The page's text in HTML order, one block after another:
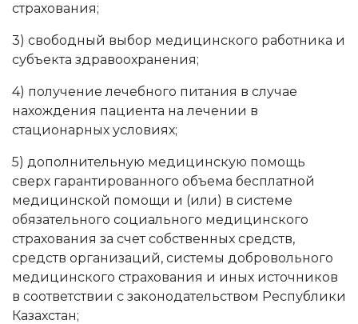
страхования;
3) свободный выбор медицинского работника и
субъекта здравоохранения;
4) получение лечебного питания в случае
нахождения пациента на лечении в
стационарных условиях;
5) дополнительную медицинскую помощь
сверх гарантированного объема бесплатной
медицинской помощи и (или) в системе
обязательного социального медицинского
страхования за счет собственных средств,
средств организаций, системы добровольного
медицинского страхования и иных источников
в соответствии с законодательством Республики
Казахстан;